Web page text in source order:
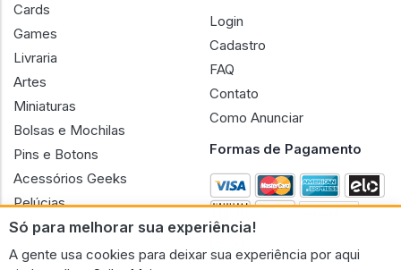
Só para melhorar sua experiência!
A gente usa cookies para deixar sua experiência por aqui
Cards
Games
Livraria
Artes
Miniaturas
Bolsas e Mochilas
Pins e Botons
Acessórios Geeks
Pelúcias
Bonecas
Login
Cadastro
FAQ
Contato
Como Anunciar
Formas de Pagamento